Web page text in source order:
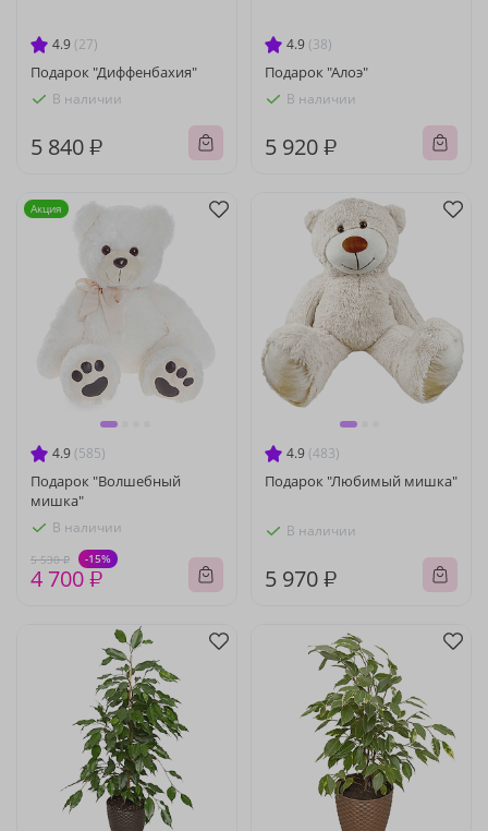
4.9 (27)
Подарок "Диффенбахия"
В наличии
5 840 ₽
4.9 (38)
Подарок "Алоэ"
В наличии
5 920 ₽
4.9 (585)
Подарок "Волшебный
мишка"
В наличии
5 530 ₽ -15%
4 700 ₽
Акция
4.9 (483)
Подарок "Любимый мишка"
В наличии
5 970 ₽